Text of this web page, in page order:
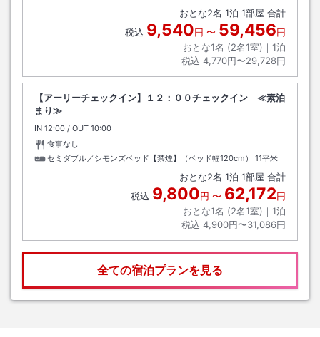
おとな2名 1泊 1部屋 合計
税込 9,540円 〜 59,456円
おとな1名 (2名1室)｜ 1泊
税込 4,770円〜29,728円
【アーリーチェックイン】１２：００チェックイン ≪素泊
まり≫
IN チェックイン
12:00 / OUT チェックアウト
10:00
食事なし
セミダブル／シモンズベッド【禁煙】（ベッド幅120cm）
11平米
おとな2名 1泊 1部屋 合計
税込 9,800円 〜 62,172円
おとな1名 (2名1室)｜ 1泊
税込 4,900円〜31,086円
全ての宿泊プランを見る